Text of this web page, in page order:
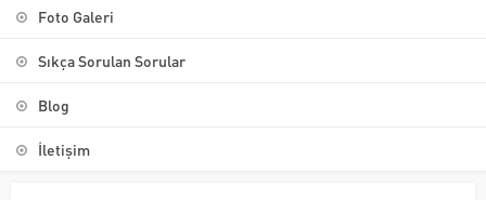
Foto Galeri
Sıkça Sorulan Sorular
Blog
İletişim